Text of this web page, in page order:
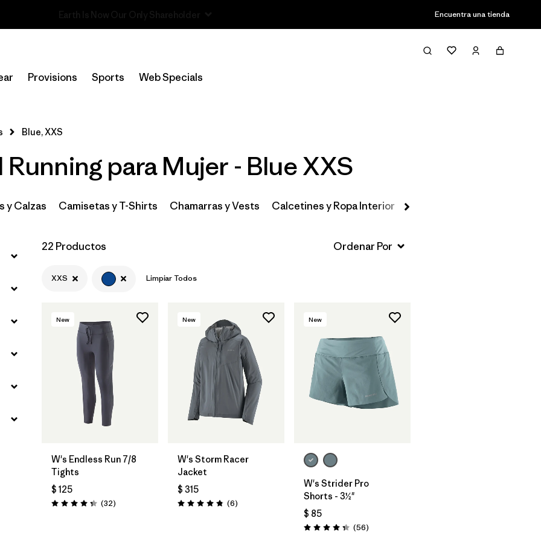
Encuentra una tienda
Provisions Sports Web Specials
Filter & Sort
Filtrar por
Fit
Blue, XXS
Running para Mujer - Blue XXS
y Calzas Camisetas y T-Shirts Chamarras y Vests Calcetines y Ropa Interior Gorros y Accesorios
22 Productos
XXS Limpiar Todos
New
W's Endless Run 7/8
Tights
$ 125
Valoración: 4.3 / 5
(32Comentarios
)
New
W's Storm Racer
Jacket
$ 315
Valoración: 4.8 / 5
(6Comentarios
)
New
W's Strider Pro
Shorts - 3½"
$ 85
Valoración: 4.3 / 5
(56Comentarios
)